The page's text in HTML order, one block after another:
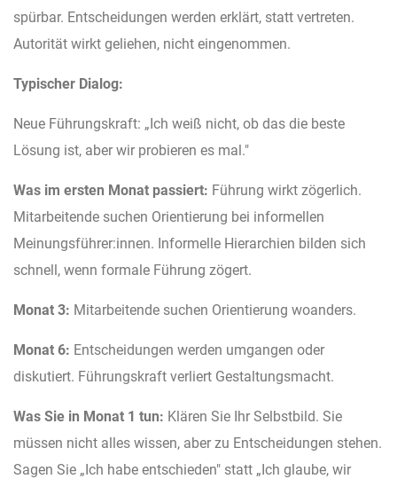
spürbar. Entscheidungen werden erklärt, statt vertreten.
Autorität wirkt geliehen, nicht eingenommen.
Typischer Dialog:
Neue Führungskraft: „Ich weiß nicht, ob das die beste
Lösung ist, aber wir probieren es mal."
Was im ersten Monat passiert: Führung wirkt zögerlich.
Mitarbeitende suchen Orientierung bei informellen
Meinungsführer:innen. Informelle Hierarchien bilden sich
schnell, wenn formale Führung zögert.
Monat 3: Mitarbeitende suchen Orientierung woanders.
Monat 6: Entscheidungen werden umgangen oder
diskutiert. Führungskraft verliert Gestaltungsmacht.
Was Sie in Monat 1 tun: Klären Sie Ihr Selbstbild. Sie
müssen nicht alles wissen, aber zu Entscheidungen stehen.
Sagen Sie „Ich habe entschieden" statt „Ich glaube, wir